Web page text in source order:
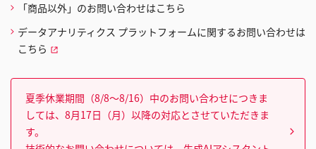
「商品以外」のお問い合わせはこちら
データアナリティクス プラットフォームに関するお問い合わせは
こちら
夏季休業期間（8/8～8/16）中のお問い合わせにつきま
しては、8月17日（月）以降の対応とさせていただきま
す。